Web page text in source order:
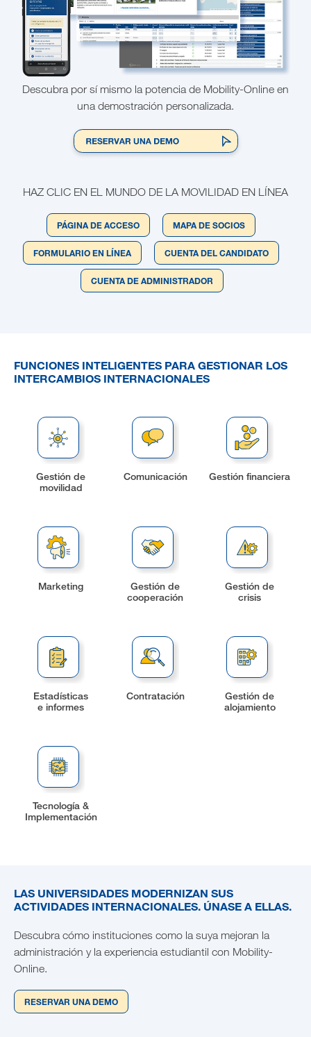
Descubra por sí mismo la potencia de Mobility-Online en
una demostración personalizada.
HAZ CLIC EN EL MUNDO DE LA MOVILIDAD EN LÍNEA
PÁGINA DE ACCESO MAPA DE SOCIOS
FORMULARIO EN LÍNEA CUENTA DEL CANDIDATO
CUENTA DE ADMINISTRADOR
FUNCIONES INTELIGENTES PARA GESTIONAR LOS
INTERCAMBIOS INTERNACIONALES
Gestión de
movilidad
Comunicación Gestión financiera
Marketing
Gestión de
cooperación
Gestión de
crisis
Estadísticas
e informes
Contratación
Gestión de
alojamiento
Tecnología &
Implementación
LAS UNIVERSIDADES MODERNIZAN SUS
ACTIVIDADES INTERNACIONALES. ÚNASE A ELLAS.
Descubra cómo instituciones como la suya mejoran la
administración y la experiencia estudiantil con Mobility-
Online.
RESERVAR UNA DEMO